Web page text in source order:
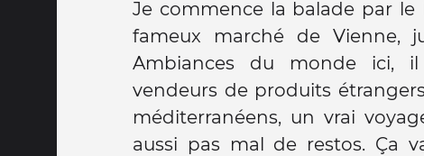
Je commence la balade par le
fameux marché de Vienne,
Ambiances du monde ici,
vendeurs de produits
méditerranéens, un vrai voyage
aussi pas mal de restos. Ça